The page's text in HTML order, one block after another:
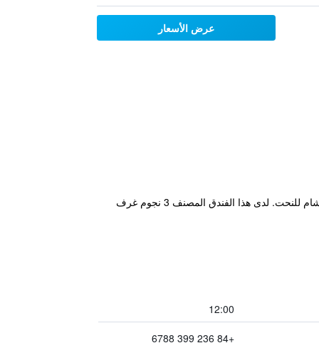
عرض الأسعار
يقع مكان إقامة "NAM Hotel & Residences" في دا نانغ، ضمن 1.8 كم من إندوشاينا ريفرسايد مول و2.8 كم من متحف تشام للنحت. لدى هذا الفندق المصنف 3 نجوم غرف
12:00
+84 236 399 6788